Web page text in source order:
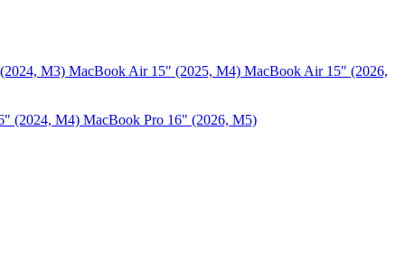
M3) MacBook Air 15" (2025, M4) MacBook Air 15″ (2026,
(2024, M4) MacBook Pro 16" (2026, M5)